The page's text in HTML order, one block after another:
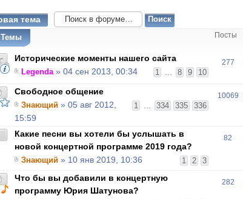
тема
Темы Посты
Исторические моменты нашего сайта
1 ... 8 9 10
Legenda» 04 сен 2013, 00:34
277
Свободное общение
1 ... 334 335 336
Знающий » 05 авг 2012,
15:59
10069
Какие песни вы хотели бы услышать в
новой концертной программе 2019 года?
1 2 3
Знающий » 10 янв 2019, 10:36
82
Что бы вы добавили в концертную
программу Юрия Шатунова?
282